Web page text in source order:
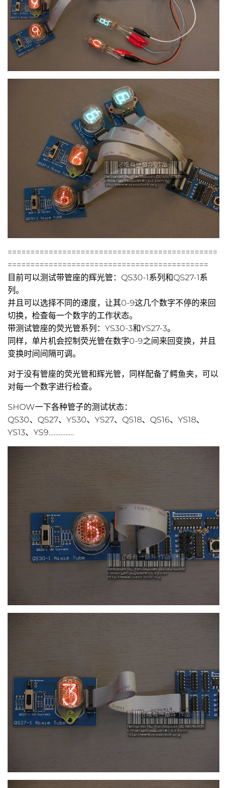
==============================================
============================================
目前可以测试带管座的辉光管：QS30-1系列和QS27-1系
列。
并且可以选择不同的速度，让其0-9这几个数字不停的来回
切换，检查每一个数字的工作状态。
带测试管座的荧光管系列：YS30-3和YS27-3。
同样，单片机会控制荧光管在数字0-9之间来回变换，并且
变换时间间隔可调。
对于没有管座的荧光管和辉光管，同样配备了鳄鱼夹，可以
对每一个数字进行检查。
SHOW一下各种管子的测试状态：
QS30、QS27、YS30、YS27、QS18、QS16、YS18、
YS13、YS9……………